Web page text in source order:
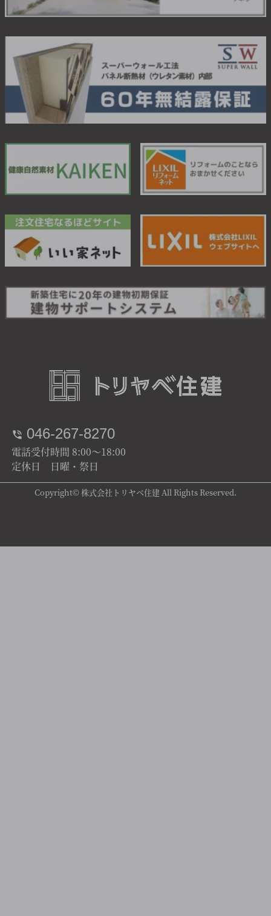
046-267-8270
電話受付時間 8:00～18:00
定休日 日曜・祭日
Copyright© 株式会社トリヤベ住建 All Rights Reserved.